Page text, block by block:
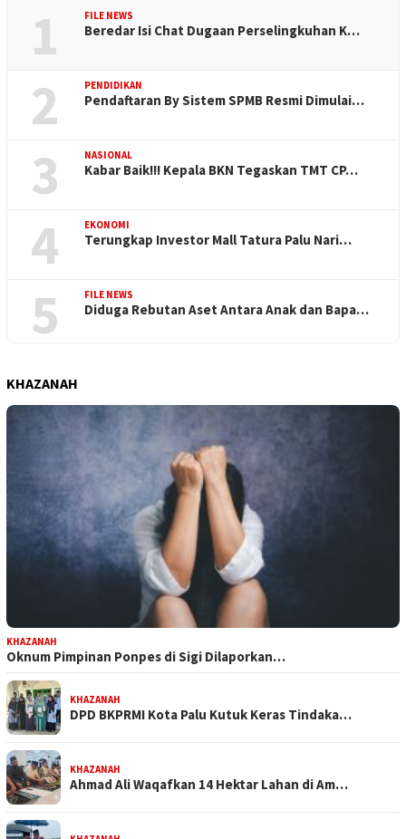
1 FILE NEWS
Beredar Isi Chat Dugaan Perselingkuhan K…
2 PENDIDIKAN
Pendaftaran By Sistem SPMB Resmi Dimulai…
3 NASIONAL
Kabar Baik!!! Kepala BKN Tegaskan TMT CP…
4 EKONOMI
Terungkap Investor Mall Tatura Palu Nari…
5 FILE NEWS
Diduga Rebutan Aset Antara Anak dan Bapa…
KHAZANAH
KHAZANAH
Oknum Pimpinan Ponpes di Sigi Dilaporkan…
KHAZANAH
DPD BKPRMI Kota Palu Kutuk Keras Tindaka…
KHAZANAH
Ahmad Ali Waqafkan 14 Hektar Lahan di Am…